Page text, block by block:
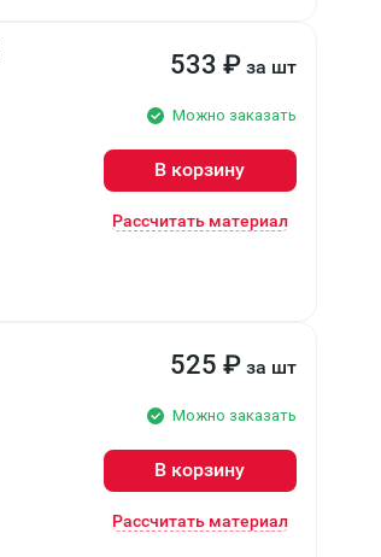
533 ₽ за шт
Можно заказать
В корзину
Рассчитать материал
525 ₽ за шт
Можно заказать
В корзину
Рассчитать материал